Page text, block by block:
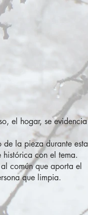
el hogar, se evidencia
de la pieza durante esta
con el tema.
común que aporta el
que limpia.